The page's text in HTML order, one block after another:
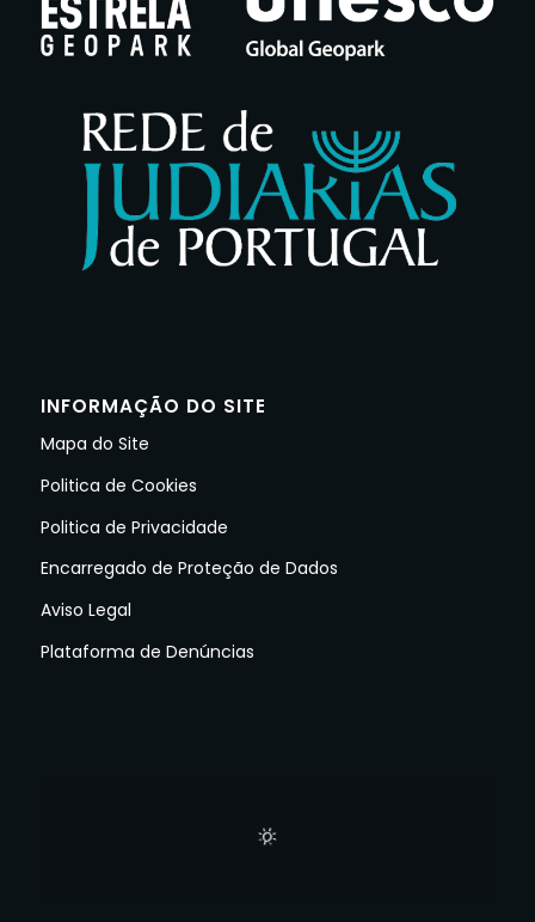
INFORMAÇÃO DO SITE
Mapa do Site
Politica de Cookies
Politica de Privacidade
Encarregado de Proteção de Dados
Aviso Legal
Plataforma de Denúncias